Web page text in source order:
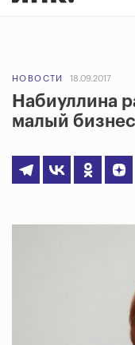
НОВОСТИ 18.09.2017
Набиуллина
малый бизнес